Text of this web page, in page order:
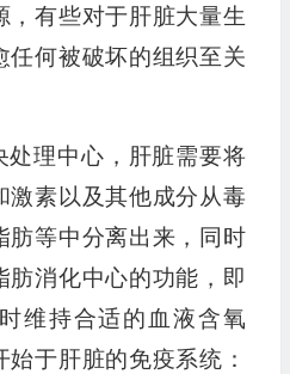
，有些对于肝脏大量生
任何被破坏的组织至关
处理中心，肝脏需要将
激素以及其他成分从毒
肪等中分离出来，同时
肪消化中心的功能，即
维持合适的血液含氧
于肝脏的免疫系统：